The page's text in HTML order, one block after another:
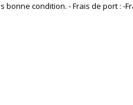
bonne condition. - Frais de port : -